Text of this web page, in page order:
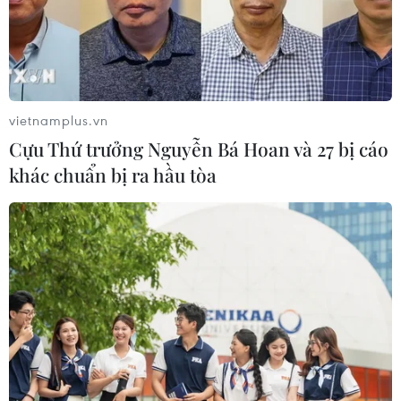
chi phí vốn khó giảm, nhà đầu tư thường có xu
hướng cắt giảm tỷ trọng nắm giữ các tài sản
không tạo ra dòng tiền hay lợi suất, trong đó có
bitcoin./.
Bitcoin giảm về 62.600
USD, áp lực gia tăng sau
động thái bán của
MicroStrategy
Áp lực giảm giá Bitcoin gia tăng khi tâm lý thị
trường xấu đi, chủ yếu do tác động từ
MicroStrategy, công ty đang nắm giữ lượng bitcoin
lớn, bất ngờ bán ra 32 bitcoin lần đầu tiên từ năm
2022.
vietnamplus.vn
Cựu Thứ trưởng Nguyễn Bá Hoan và 27 bị cáo
khác chuẩn bị ra hầu tòa